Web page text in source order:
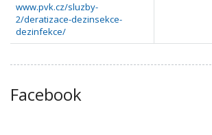
www.pvk.cz/sluzby-
2/deratizace-dezinsekce-
dezinfekce/
Facebook